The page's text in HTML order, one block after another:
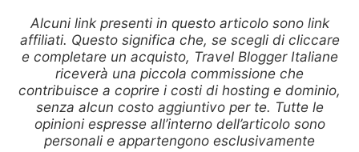
Alcuni link presenti in questo articolo sono link
affiliati. Questo significa che, se scegli di cliccare
e completare un acquisto, Travel Blogger Italiane
riceverà una piccola commissione che
contribuisce a coprire i costi di hosting e dominio,
senza alcun costo aggiuntivo per te. Tutte le
opinioni espresse all’interno dell’articolo sono
personali e appartengono esclusivamente